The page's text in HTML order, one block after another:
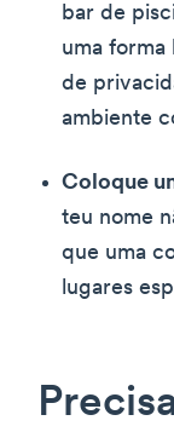
bar de
uma
de
ambiente
Coloque
teu nome
que uma
lugares